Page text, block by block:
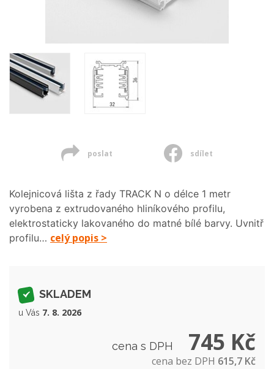
poslat sdílet
Kolejnicová lišta z řady TRACK N o délce 1 metr
vyrobena z extrudovaného hliníkového profilu,
elektrostaticky lakovaného do matné bílé barvy. Uvnitř
profilu… celý popis >
SKLADEM
u Vás 7. 8. 2026
cena s DPH 745 Kč
cena bez DPH 615,7 Kč